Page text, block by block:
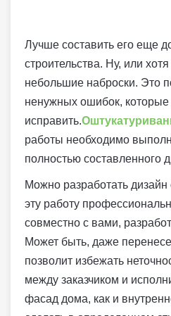
Лучше составить его еще
строительства. Ну, или
небольшие наброски. Это
ненужных ошибок, которые
исправить.
работы необходимо
полностью составленного
Можно разработать
эту работу
совместно с вами,
Может быть, даже
позволит избежать
между заказчиком и
фасад дома, как и